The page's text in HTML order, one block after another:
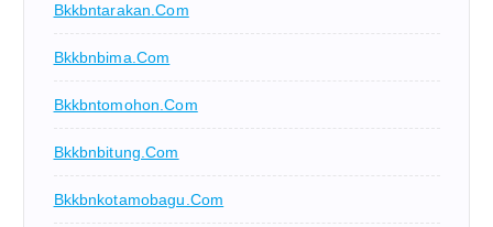
Bkkbntarakan.com
Bkkbnbima.com
Bkkbntomohon.com
Bkkbnbitung.com
Bkkbnkotamobagu.com